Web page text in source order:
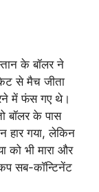
के बॉलर ने
से मैच जीता
में फंस गए थे।
बॉलर के पास
हार गया, लेकिन
को भी मारा और
कप सब-कॉन्टिनेंट